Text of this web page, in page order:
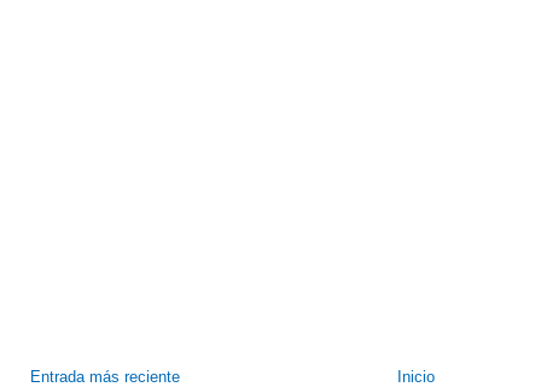
Entrada más reciente Inicio